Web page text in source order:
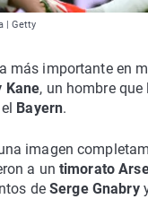
| Getty
más importante en
Kane, un hombre
Bayern.
imagen
a un timorato
deSerge Gnabry